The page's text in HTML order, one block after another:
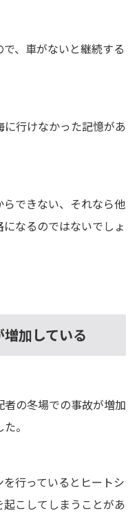
、車がないと継続する
行けなかった記憶があ
できない、それなら他
なるのではないでしょ
加している
の冬場での事故が増加
。
行っているとヒートシ
こしてしまうことがあ